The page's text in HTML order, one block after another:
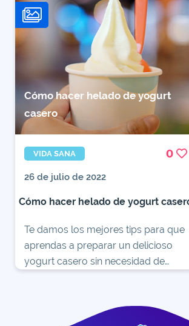
Cómo hacer helado de yogurt
casero
VIDA SANA 0
26 de julio de 2022
Cómo hacer helado de yogurt
Te damos los mejores tips para que
aprendas a preparar un delicioso
yogurt casero sin necesidad de